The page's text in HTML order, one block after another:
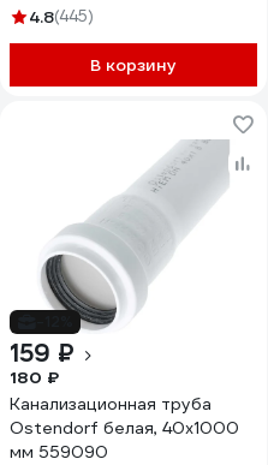
4.8(445)
В корзину
159 ₽
180 ₽
Канализационная труба
Ostendorf белая, 40x1000
мм 559090